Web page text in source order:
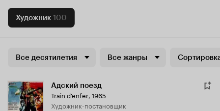
Художник 100
Все десятилетия Все жанры
Адский поезд
Train d'enfer, 1965
Художник-постановщик